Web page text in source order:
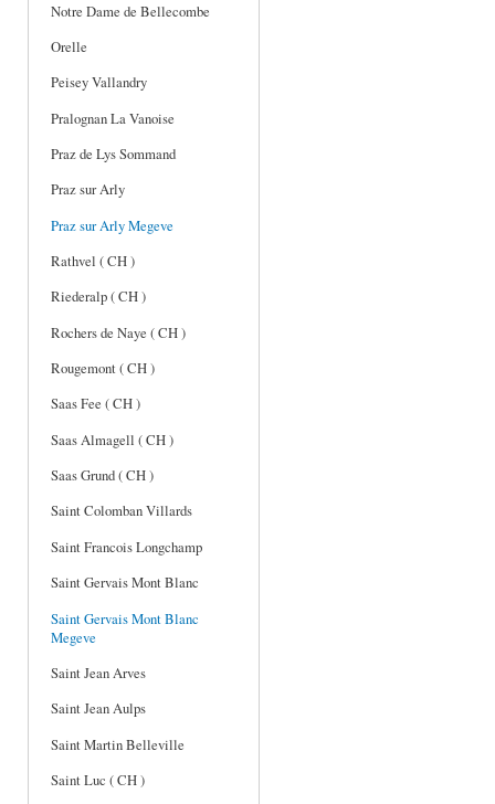
Notre Dame de Bellecombe
Orelle
Peisey Vallandry
Pralognan La Vanoise
Praz de Lys Sommand
Praz sur Arly
Praz sur Arly Megeve
Rathvel ( CH )
Riederalp ( CH )
Rochers de Naye ( CH )
Rougemont ( CH )
Saas Fee ( CH )
Saas Almagell ( CH )
Saas Grund ( CH )
Saint Colomban Villards
Saint Francois Longchamp
Saint Gervais Mont Blanc
Saint Gervais Mont Blanc
Megeve
Saint Jean Arves
Saint Jean Aulps
Saint Martin Belleville
Saint Luc ( CH )